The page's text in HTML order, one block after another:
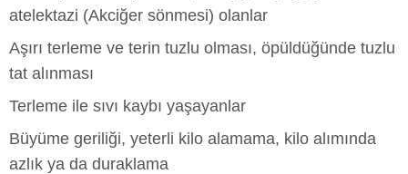
atelektazi (Akciğer sönmesi) olanlar
Aşırı terleme ve terin tuzlu olması, öpüldüğünde tuzlu
tat alınması
Terleme ile sıvı kaybı yaşayanlar
Büyüme geriliği, yeterli kilo alamama, kilo alımında
azlık ya da duraklama